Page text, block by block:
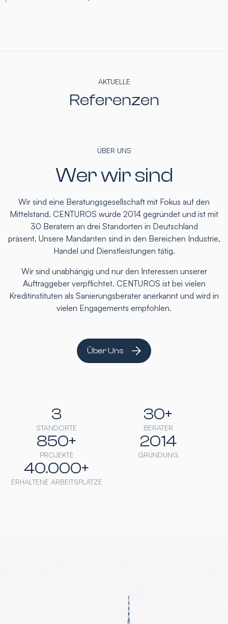
AKTUELLE
Referenzen
ÜBER UNS
Wer wir sind
Wir sind eine Beratungsgesellschaft mit Fokus auf den
Mittelstand. CENTUROS wurde 2014 gegründet und ist mit
30 Beratern an drei Standorten in Deutschland
präsent. Unsere Mandanten sind in den Bereichen Industrie,
Handel und Dienstleistungen tätig.
Wir sind unabhängig und nur den Interessen unserer
Auftraggeber verpflichtet. CENTUROS ist bei vielen
Kreditinstituten als Sanierungsberater anerkannt und wird in
vielen Engagements empfohlen.
Über Uns
STANDORTE
3
BERATER
30+
PROJEKTE
850+
GRÜNDUNG
2014
ERHALTENE ARBEITSPLÄTZE
40.000+